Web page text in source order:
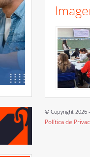
© Copyright 2026
Política de